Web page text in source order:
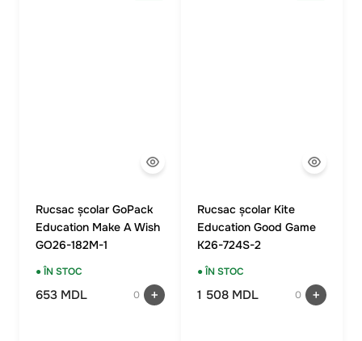
Rucsac școlar GoPack
Education Make A Wish
GO26-182M-1
● ÎN STOC
653 MDL 0
Rucsac școlar Kite
Education Good Game
K26-724S-2
● ÎN STOC
1 508 MDL 0